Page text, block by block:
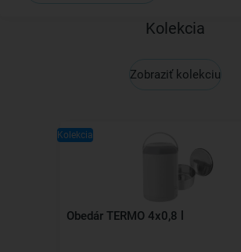
Kolekcia
Zobraziť kolekciu
Kolekcia
Obedár TERMO 4x0,8 l